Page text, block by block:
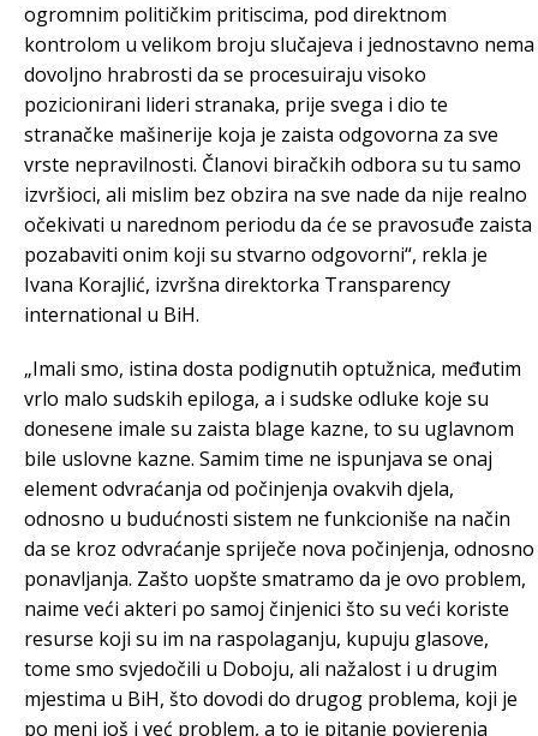
ogromnim političkim pritiscima, pod direktnom
kontrolom u velikom broju slučajeva i jednostavno nema
dovoljno hrabrosti da se procesuiraju visoko
pozicionirani lideri stranaka, prije svega i dio te
stranačke mašinerije koja je zaista odgovorna za sve
vrste nepravilnosti. Članovi biračkih odbora su tu samo
izvršioci, ali mislim bez obzira na sve nade da nije realno
očekivati u narednom periodu da će se pravosuđe zaista
pozabaviti onim koji su stvarno odgovorni“, rekla je
Ivana Korajlić, izvršna direktorka Transparency
international u BiH.
„Imali smo, istina dosta podignutih optužnica, međutim
vrlo malo sudskih epiloga, a i sudske odluke koje su
donesene imale su zaista blage kazne, to su uglavnom
bile uslovne kazne. Samim time ne ispunjava se onaj
element odvraćanja od počinjenja ovakvih djela,
odnosno u budućnosti sistem ne funkcioniše na način
da se kroz odvraćanje spriječe nova počinjenja, odnosno
ponavljanja. Zašto uopšte smatramo da je ovo problem,
naime veći akteri po samoj činjenici što su veći koriste
resurse koji su im na raspolaganju, kupuju glasove,
tome smo svjedočili u Doboju, ali nažalost i u drugim
mjestima u BiH, što dovodi do drugog problema, koji je
po meni još i već problem, a to je pitanje povjerenja